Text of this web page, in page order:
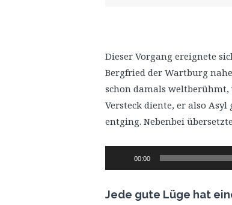
Dieser Vorgang ereignete
Bergfried der Wartburg
schon damals
Versteck diente, er also
entging. Nebenbei
Player
00:00
Jede gute Lüge hat